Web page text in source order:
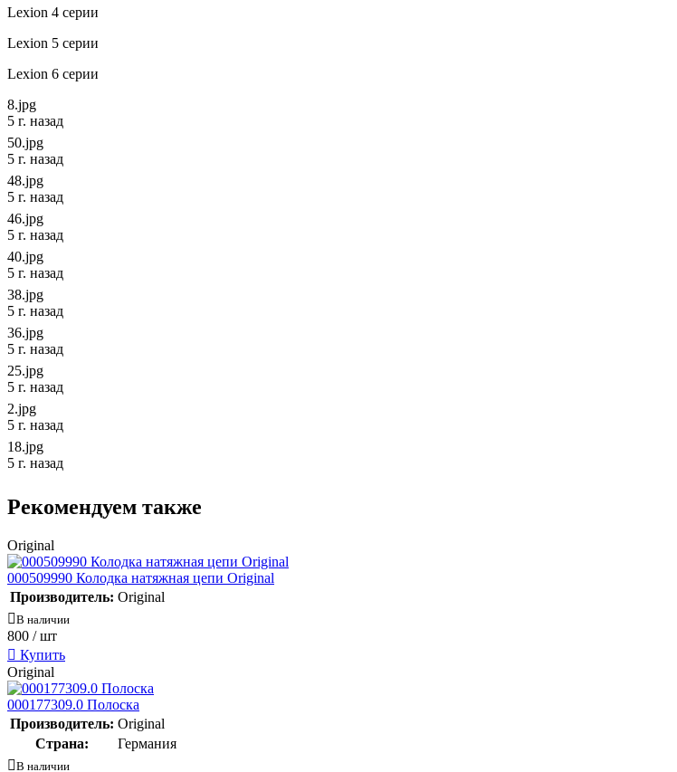
Lexion 4 серии
Lexion 5 серии
Lexion 6 серии
8.jpg
5 г. назад
50.jpg
5 г. назад
48.jpg
5 г. назад
46.jpg
5 г. назад
40.jpg
5 г. назад
38.jpg
5 г. назад
36.jpg
5 г. назад
25.jpg
5 г. назад
2.jpg
5 г. назад
18.jpg
5 г. назад
Рекомендуем также
Original
000509990 Колодка натяжная цепи Original
Производитель: Original
В наличии
800 / шт
Купить
Original
000177309.0 Полоска
Производитель: Original
Страна:
Германия
В наличии